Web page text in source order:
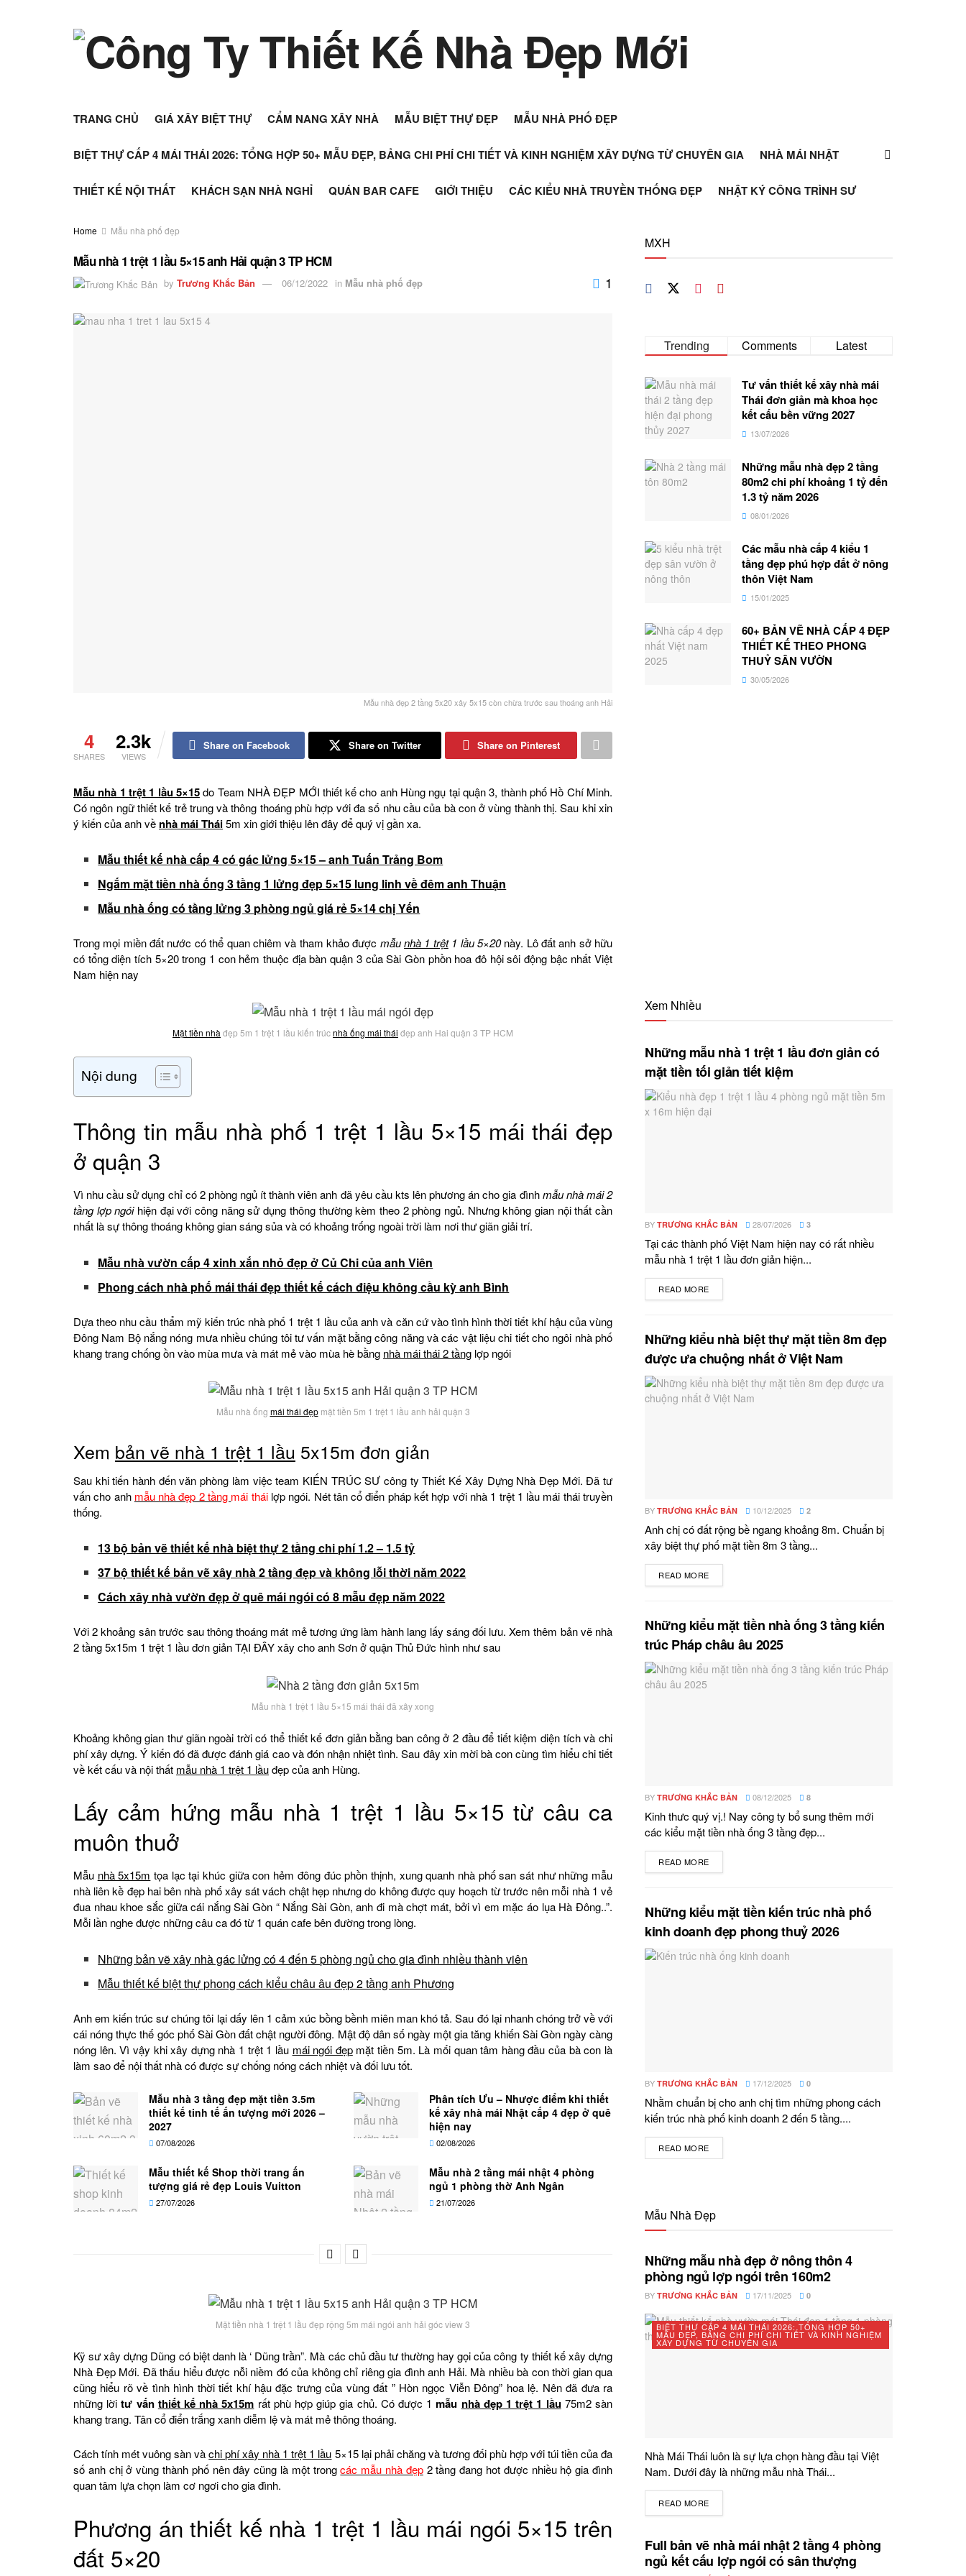
TRANG CHỦ GIÁ XÂY BIỆT THỰ CẨM NANG XÂY NHÀ MẪU BIỆT THỰ ĐẸP MẪU NHÀ PHỐ ĐẸP
BIỆT THỰ CẤP 4 MÁI THÁI 2026: TỔNG HỢP 50+ MẪU ĐẸP, BẢNG CHI PHÍ CHI TIẾT VÀ KINH NGHIỆM XÂY DỰNG TỪ CHUYÊN GIA NHÀ MÁI NHẬT
THIẾT KẾ NỘI THẤT KHÁCH SẠN NHÀ NGHỈ QUÁN BAR CAFE GIỚI THIỆU CÁC KIỂU NHÀ TRUYỀN THỐNG ĐẸP NHẬT KÝ CÔNG TRÌNH SƯ
Home Mẫu nhà phố đẹp
Mẫu nhà 1 trệt 1 lầu 5×15 anh Hải quận 3 TP HCM
by Trương Khắc Bản 06/12/2022 in Mẫu nhà phố đẹp 1
Mẫu nhà đẹp 2 tầng 5x20 xây 5x15 còn chừa trước sau thoáng anh Hải
4
SHARES
2.3k
VIEWS
Share on Facebook Share on Twitter Share on Pinterest
Mẫu nhà 1 trệt 1 lầu 5×15do Team NHÀ ĐẸP MỚI thiết kế cho anh Hùng ngụ tại quận 3, thành phố Hồ Chí Minh.
Có ngôn ngữ thiết kế trẻ trung và thông thoáng phù hợp với đa số nhu cầu của bà con ở vùng thành thị. Sau khi xin
ý kiến của anh về nhà mái Thái5m xin giới thiệu lên đây để quý vị gần xa.
Mẫu thiết kế nhà cấp 4 có gác lửng 5×15 – anh Tuấn Trảng Bom
Ngắm mặt tiền nhà ống 3 tầng 1 lửng đẹp 5×15 lung linh về đêm anh Thuận
Mẫu nhà ống có tầng lửng 3 phòng ngủ giá rẻ 5×14 chị Yến
Trong mọi miền đất nước có thể quan chiêm và tham khảo được mẫunhà 1 trệt1 lầu 5×20này. Lô đất anh sở hữu
có tổng diện tích 5×20 trong 1 con hẻm thuộc địa bàn quận 3 của Sài Gòn phồn hoa đô hội sôi động bậc nhất Việt
Nam hiện nay
Mặt tiền nhà đẹp 5m 1 trệt 1 lầu kiến trúcnhà ống mái thái đẹp anh Hai quận 3 TP HCM
Nội dung
Thông tin mẫu nhà phố 1 trệt 1 lầu 5×15 mái thái đẹp
ở quận 3
Vì nhu cầu sử dụng chỉ có 2 phòng ngủ ít thành viên anh đã yêu cầu kts lên phương án cho gia đìnhmẫu nhà mái 2
tầng lợp ngóihiện đại với công năng sử dụng thông thường kèm theo 2 phòng ngủ. Nhưng không gian nội thất cần
nhất là sự thông thoáng không gian sáng sủa và có khoảng trống ngoài trời làm nơi thư giãn giải trí.
Mẫu nhà vườn cấp 4 xinh xắn nhỏ đẹp ở Củ Chi của anh Viên
Phong cách nhà phố mái thái đẹp thiết kế cách điệu không cầu kỳ anh Bình
Dựa theo nhu cầu thẩm mỹ kiến trúc nhà phố 1 trệt 1 lầu của anh và căn cứ vào tình hình thời tiết khí hậu của vùng
Đông Nam Bộ nắng nóng mưa nhiều chúng tôi tư vấn mặt bằng công năng và các vật liệu chi tiết cho ngôi nhà phố
khang trang chống ồn vào mùa mưa và mát mẻ vào mùa hè bằng nhà mái thái 2 tầng lợp ngói
Mẫu nhà ống mái thái đẹpmặt tiền 5m 1 trệt 1 lầu anh hải quận 3
Xem bản vẽ nhà 1 trệt 1 lầu 5x15m đơn giản
Sau khi tiến hành đến văn phòng làm việc team KIẾN TRÚC SƯ công ty Thiết Kế Xây Dựng Nhà Đẹp Mới. Đã tư
vấn cho anh mẫu nhà đẹp 2 tầng mái tháilợp ngói. Nét tân cổ điển pháp kết hợp với nhà 1 trệt 1 lầu mái thái truyền
thống.
13 bộ bản vẽ thiết kế nhà biệt thự 2 tầng chi phí 1.2 – 1.5 tỷ
37 bộ thiết kế bản vẽ xây nhà 2 tầng đẹp và không lỗi thời năm 2022
Cách xây nhà vườn đẹp ở quê mái ngói có 8 mẫu đẹp năm 2022
Với 2 khoảng sân trước sau thông thoáng mát mẻ tương ứng làm hành lang lấy sáng đối lưu. Xem thêm bản vẽ nhà
2 tầng 5x15m 1 trệt 1 lầu đơn giản TẠI ĐÂY xây cho anh Sơn ở quận Thủ Đức hình như sau
Mẫu nhà 1 trệt 1 lầu 5×15 mái thái đã xây xong
Khoảng không gian thư giãn ngoài trời có thể thiết kế đơn giản bằng ban công ở 2 đầu để tiết kiệm diện tích và chi
phí xây dựng. Ý kiến đó đã được đánh giá cao và đón nhận nhiệt tình. Sau đây xin mời bà con cùng tìm hiểu chi tiết
về kết cấu và nội thất mẫu nhà 1 trệt 1 lầuđẹp của anh Hùng.
Lấy cảm hứng mẫu nhà 1 trệt 1 lầu 5×15 từ câu ca
muôn thuở
Mẫu nhà 5x15m tọa lạc tại khúc giữa con hẻm đông đúc phồn thịnh, xung quanh nhà phố san sát như những mẫu
nhà liên kề đẹp hai bên nhà phố xây sát vách chật hẹp nhưng do không được quy hoạch từ trước nên mỗi nhà 1 vẻ
đua nhau khoe sắc giữa cái nắng Sài Gòn “ Nắng Sài Gòn, anh đi mà chợt mát, bởi vì em mặc áo lụa Hà Đông..”.
Mỗi lần nghe được những câu ca đó từ 1 quán cafe bên đường trong lòng.
Những bản vẽ xây nhà gác lửng có 4 đến 5 phòng ngủ cho gia đình nhiều thành viên
Mẫu thiết kế biệt thự phong cách kiểu châu âu đẹp 2 tầng anh Phương
Anh em kiến trúc sư chúng tôi lại dấy lên 1 cảm xúc bồng bềnh miên man khó tả. Sau đó lại nhanh chóng trở về với
cái nóng thực thế góc phố Sài Gòn đất chật người đông. Mật độ dân số ngày một gia tăng khiến Sài Gòn ngày càng
nóng lên. Vì vậy khi xây dựng nhà 1 trệt 1 lầu mái ngói đẹpmặt tiền 5m. Là mối quan tâm hàng đầu của bà con là
làm sao để nội thất nhà có được sự chống nóng cách nhiệt và đối lưu tốt.
Mẫu nhà 3 tầng đẹp mặt tiền 3.5m
thiết kế tinh tế ấn tượng mới 2026 –
2027
07/08/2026
Phân tích Ưu – Nhược điểm khi thiết
kế xây nhà mái Nhật cấp 4 đẹp ở quê
hiện nay
02/08/2026
Mẫu thiết kế Shop thời trang ấn
tượng giá rẻ đẹp Louis Vuitton
27/07/2026
Mẫu nhà 2 tầng mái nhật 4 phòng
ngủ 1 phòng thờ Anh Ngân
21/07/2026
Mặt tiền nhà 1 trệt 1 lầu đẹp rộng 5m mái ngói anh hải góc view 3
Kỹ sư xây dựng Dũng có biệt danh là ‘ Dũng trần”. Mà các chủ đầu tư thường hay gọi của công ty thiết kế xây dựng
Nhà Đẹp Mới. Đã thấu hiểu được nỗi niềm đó của không chỉ riêng gia đình anh Hải. Mà nhiều bà con thời gian qua
cũng hiểu rõ về tình hình thời tiết khí hậu đặc trưng của vùng đất ” Hòn ngọc Viễn Đông” hoa lệ. Nên đã đưa ra
những lờitư vấn thiết kế nhà 5x15m rất phù hợp giúp gia chủ. Có được 1mẫu nhà đẹp 1 trệt 1 lầu75m2 sàn
khang trang. Tân cổ điển trắng xanh diễm lệ và mát mẻ thông thoáng.
Cách tính mét vuông sàn vàchi phí xây nhà 1 trệt 1 lầu 5×15 lại phải chăng và tương đối phù hợp với túi tiền của đa
số anh chị ở vùng thành phố nên đây cũng là một trongcác mẫu nhà đẹp2 tầng đang hot được nhiều hộ gia đình
quan tâm lựa chọn làm cơ ngơi cho gia đình.
Phương án thiết kế nhà 1 trệt 1 lầu mái ngói 5×15 trên
đất 5×20
MXH
Trending Comments Latest
Tư vấn thiết kế xây nhà mái
Thái đơn giản mà khoa học
kết cấu bền vững 2027
13/07/2026
Những mẫu nhà đẹp 2 tầng
80m2 chi phí khoảng 1 tỷ đến
1.3 tỷ năm 2026
08/01/2026
Các mẫu nhà cấp 4 kiểu 1
tầng đẹp phú hợp đất ở nông
thôn Việt Nam
15/01/2025
60+ BẢN VẼ NHÀ CẤP 4 ĐẸP
THIẾT KẾ THEO PHONG
THUỶ SÂN VƯỜN
30/05/2026
Xem Nhiều
Những mẫu nhà 1 trệt 1 lầu đơn giản có
mặt tiền tối giản tiết kiệm
BY TRƯƠNG KHẮC BẢN 28/07/2026 3
Tại các thành phố Việt Nam hiện nay có rất nhiều
mẫu nhà 1 trệt 1 lầu đơn giản hiện...
READ MORE
Những kiểu nhà biệt thự mặt tiền 8m đẹp
được ưa chuộng nhất ở Việt Nam
BY TRƯƠNG KHẮC BẢN 10/12/2025 2
Anh chị có đất rộng bề ngang khoảng 8m. Chuẩn bị
xây biệt thự phố mặt tiền 8m 3 tầng...
READ MORE
Những kiểu mặt tiền nhà ống 3 tầng kiến
trúc Pháp châu âu 2025
BY TRƯƠNG KHẮC BẢN 08/12/2025 8
Kinh thưc quý vị.! Nay công ty bổ sung thêm mới
các kiểu mặt tiền nhà ống 3 tầng đẹp...
READ MORE
Những kiểu mặt tiền kiến trúc nhà phố
kinh doanh đẹp phong thuỷ 2026
BY TRƯƠNG KHẮC BẢN 17/12/2025 0
Nhằm chuẩn bị cho anh chị tìm những phong cách
kiến trúc nhà phố kinh doanh 2 đến 5 tầng....
READ MORE
Mẫu Nhà Đẹp
Những mẫu nhà đẹp ở nông thôn 4
phòng ngủ lợp ngói trên 160m2
BY TRƯƠNG KHẮC BẢN 17/11/2025 0
BIỆT THỰ CẤP 4 MÁI THÁI 2026: TỔNG HỢP 50+
MẪU ĐẸP, BẢNG CHI PHÍ CHI TIẾT VÀ KINH NGHIỆM
XÂY DỰNG TỪ CHUYÊN GIA
Nhà Mái Thái luôn là sự lựa chọn hàng đầu tại Việt
Nam. Dưới đây là những mẫu nhà Thái...
READ MORE
Full bản vẽ nhà mái nhật 2 tầng 4 phòng
ngủ kết cấu lợp ngói có sân thượng